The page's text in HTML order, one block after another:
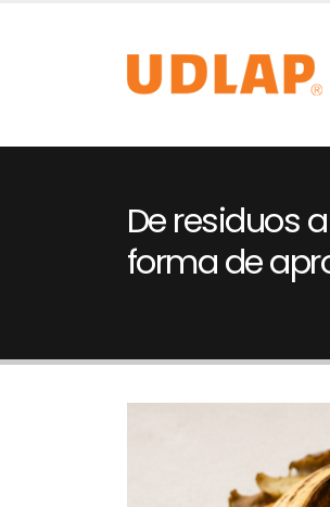
De residuos
forma de